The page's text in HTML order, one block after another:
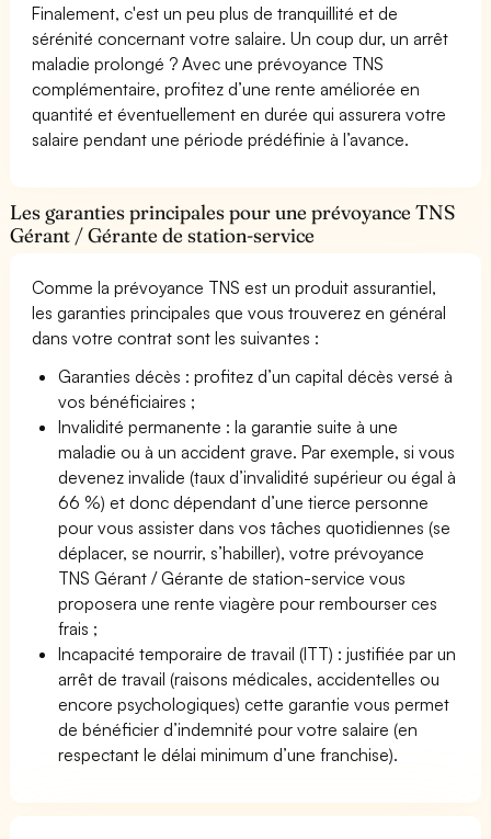
Finalement, c'est un peu plus de tranquillité et de
sérénité concernant votre salaire. Un coup dur, un arrêt
maladie prolongé ? Avec une prévoyance TNS
complémentaire, profitez d’une rente améliorée en
quantité et éventuellement en durée qui assurera votre
salaire pendant une période prédéfinie à l’avance.
Les garanties principales pour une prévoyance TNS
Gérant / Gérante de station-service
Comme la prévoyance TNS est un produit assurantiel,
les garanties principales que vous trouverez en général
dans votre contrat sont les suivantes :
Garanties décès : profitez d’un capital décès versé à
vos bénéficiaires ;
Invalidité permanente : la garantie suite à une
maladie ou à un accident grave. Par exemple, si vous
devenez invalide (taux d’invalidité supérieur ou égal à
66 %) et donc dépendant d’une tierce personne
pour vous assister dans vos tâches quotidiennes (se
déplacer, se nourrir, s’habiller), votre prévoyance
TNS Gérant / Gérante de station-service vous
proposera une rente viagère pour rembourser ces
frais ;
Incapacité temporaire de travail (ITT) : justifiée par un
arrêt de travail (raisons médicales, accidentelles ou
encore psychologiques) cette garantie vous permet
de bénéficier d’indemnité pour votre salaire (en
respectant le délai minimum d’une franchise).